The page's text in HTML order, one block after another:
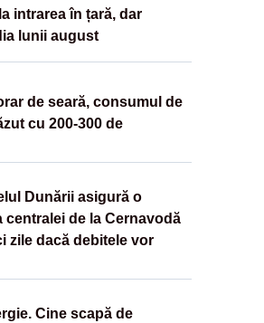
intrarea în țară, dar
lunii august
de seară, consumul de
cu 200-300 de
Dunării asigură o
centralei de la Cernavodă
zile dacă debitele vor
Cine scapă de